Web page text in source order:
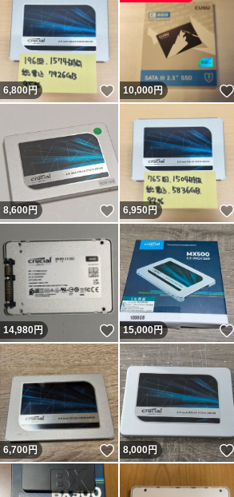
6,800円 いいね！
10,000円
8,600円 いいね！
6,950円
14,980円 いいね！
15,000円
6,700円 いいね！
8,000円